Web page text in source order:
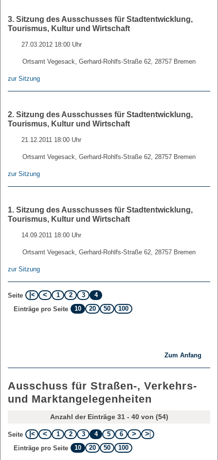
3. Sitzung des Ausschusses für Stadtentwicklung,
Tourismus, Kultur und Wirtschaft
27.03.2012 18:00 Uhr
Ortsamt Vegesack, Gerhard-Rohlfs-Straße 62, 28757 Bremen
zur Sitzung
2. Sitzung des Ausschusses für Stadtentwicklung,
Tourismus, Kultur und Wirtschaft
21.12.2011 18:00 Uhr
Ortsamt Vegesack, Gerhard-Rohlfs-Straße 62, 28757 Bremen
zur Sitzung
1. Sitzung des Ausschusses für Stadtentwicklung,
Tourismus, Kultur und Wirtschaft
14.09.2011 18:00 Uhr
Ortsamt Vegesack, Gerhard-Rohlfs-Straße 62, 28757 Bremen
zur Sitzung
Seite 1 2 3
4
Einträge pro Seite
10 20 50 100
Zum Anfang
Ausschuss für Straßen-, Verkehrs-
und Marktangelegenheiten
Anzahl der Einträge 31 - 40 von (54)
Seite 1 2 3 4 5
6
Einträge pro Seite
10 20 50 100